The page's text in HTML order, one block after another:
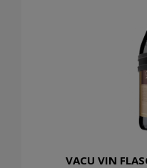
VACU VIN